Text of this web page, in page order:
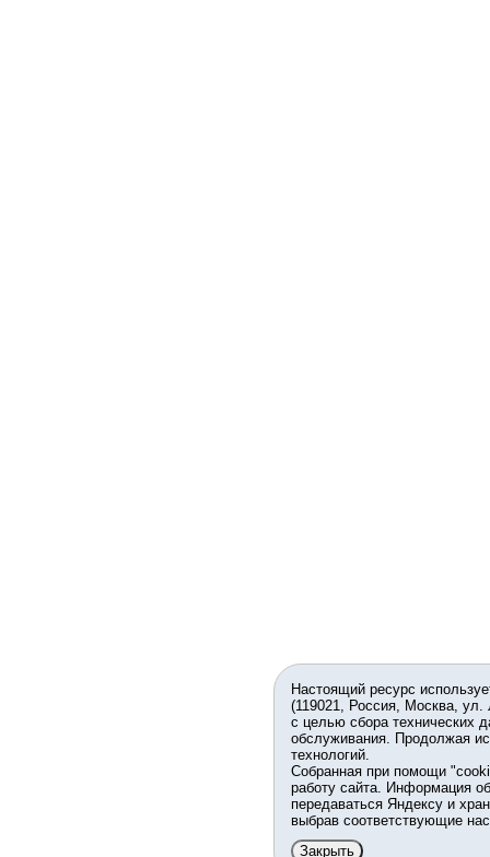
Настоящий ресурс
(119021, Россия, Москва,
с целью сбора технических
обслуживания. Продолжая
технологий.
Собранная при помощи
работу сайта. Информация
передаваться Яндексу и
выбрав соответствующие
Закрыть